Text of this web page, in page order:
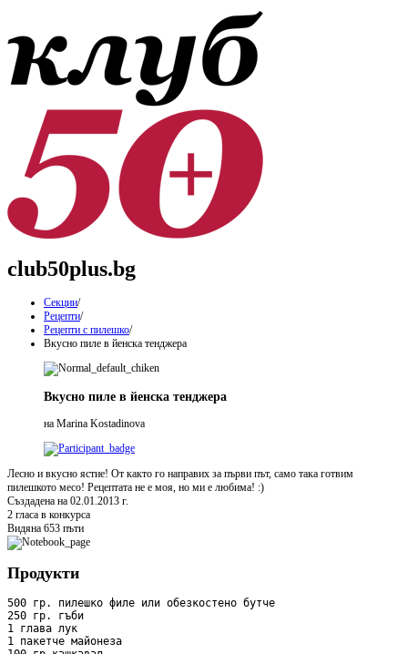
club50plus.bg
Секции/
Рецепти/
Рецепти с пилешко/
Вкусно пиле в йенска тенджера
Вкусно пиле в йенска тенджера
на Marina Kostadinova
Лесно и вкусно ястие! От както го направих за първи път, само така готвим
пилешкото месо! Рецептата не е моя, но ми е любима! :)
Създадена на 02.01.2013 г.
2 гласа в конкурса
Видяна 653 пъти
Продукти
500 гр. пилешко филе или обезкостено бутче
250 гр. гъби
1 глава лук
1 пакетче майонеза